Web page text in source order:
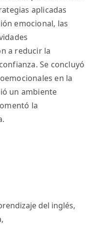
del inglés,
,
aplicadas
emocional, las
a reducir la
Se concluyó
en la
un ambiente
la